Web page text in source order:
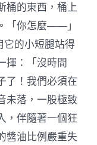
桶的東西，桶上
「你怎麼——」
的小短腿站得
揮：「沒時間
了！我們必須在
未落，一股極致
，伴隨著一個狂
醬油比例嚴重失